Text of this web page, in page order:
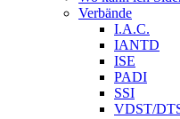
Verbände
I.A.C.
IANTD
ISE
PADI
SSI
VDST/